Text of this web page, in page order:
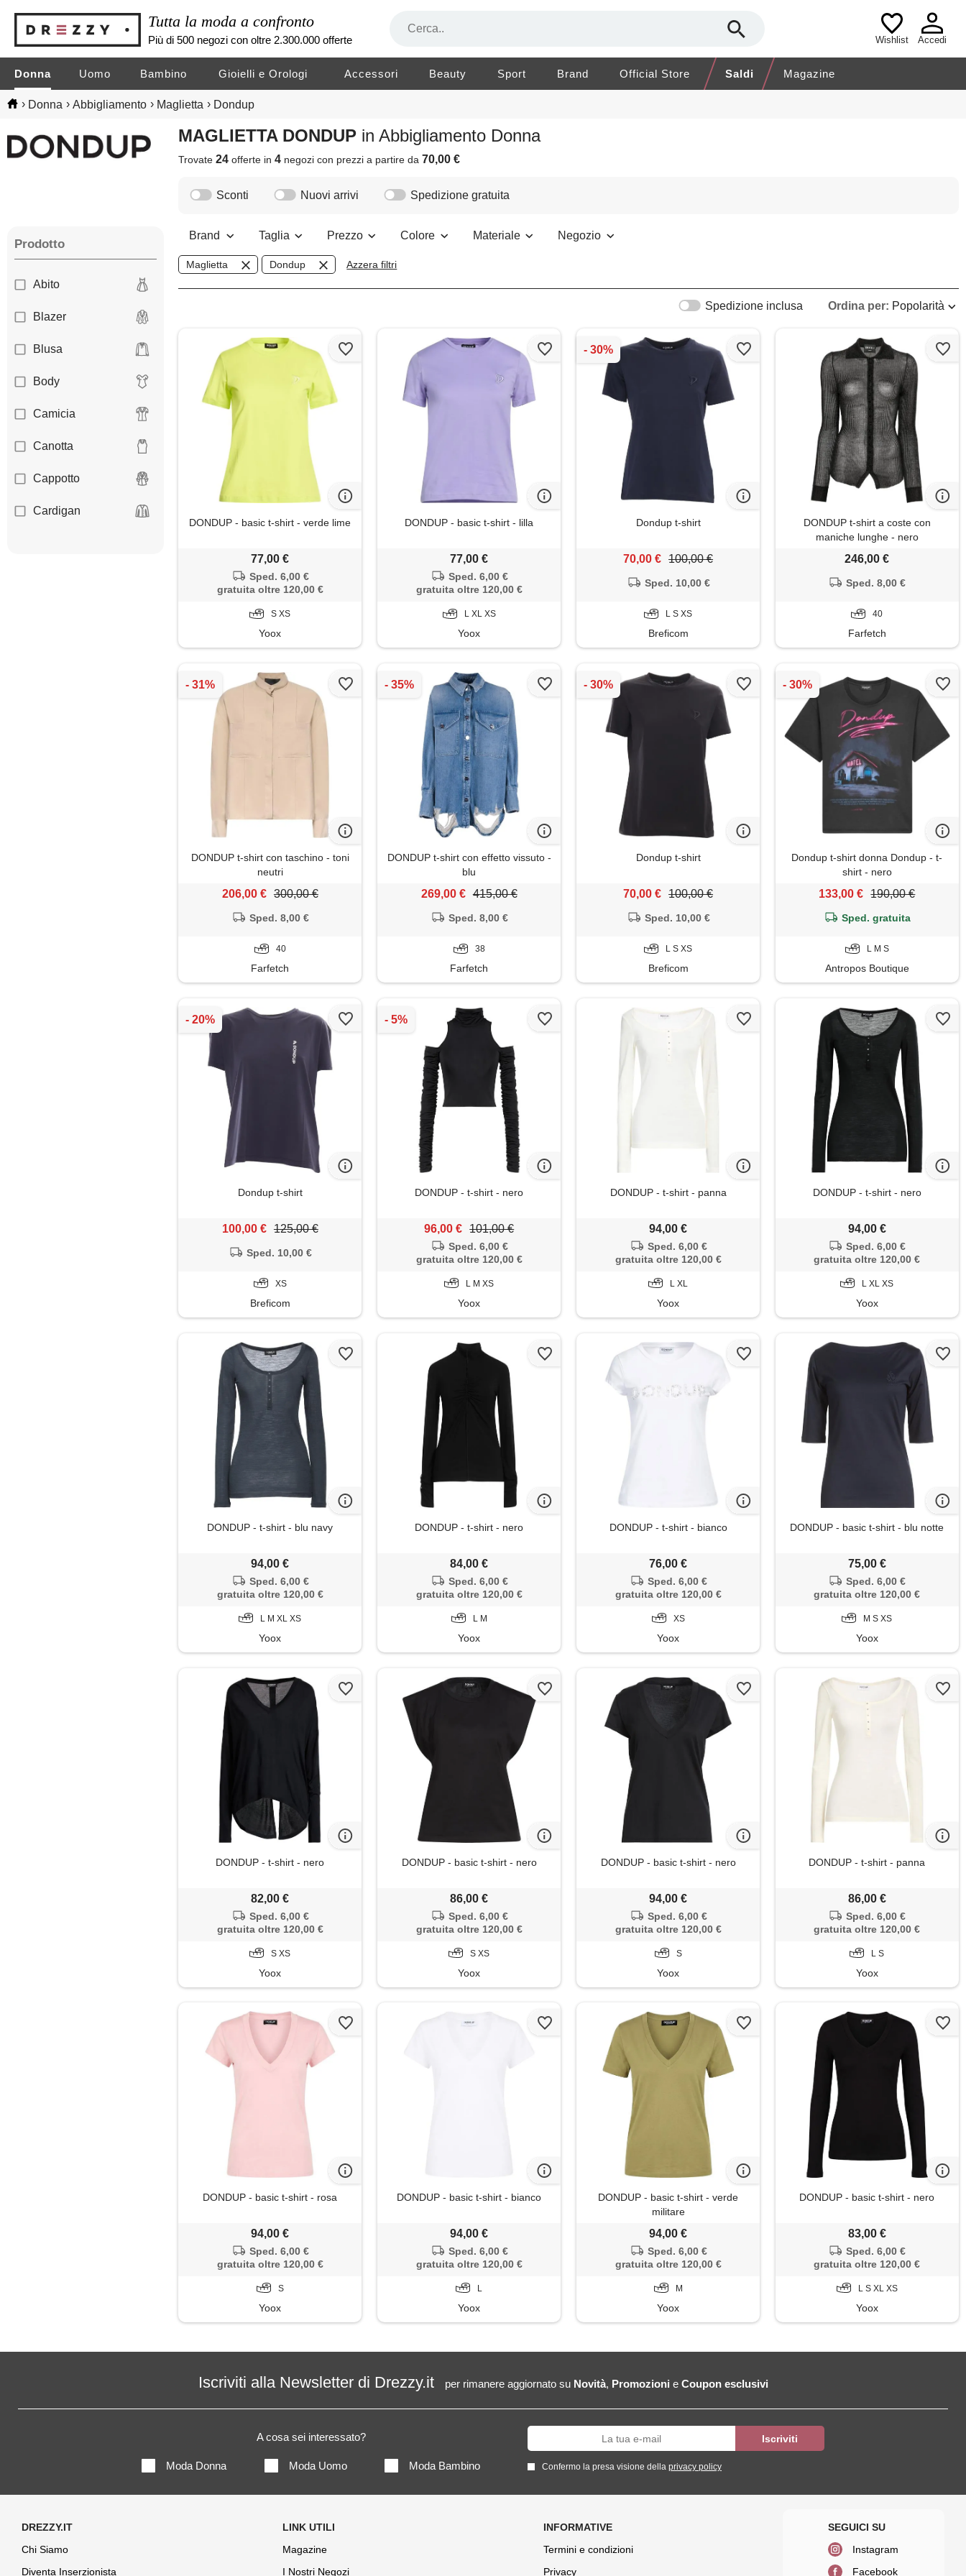
Tutta la moda a confronto
Più di 500 negozi con oltre 2.300.000 offerte Wishlist Accedi
Donna Uomo Bambino Gioielli e Orologi Accessori Beauty Sport Brand Official Store Saldi Magazine
› Donna › Abbigliamento › Maglietta › Dondup
MAGLIETTA DONDUP in Abbigliamento Donna
Trovate24 offerte in4 negozicon prezzi a partire da70,00 €
Prodotto
Abito
Blazer
Blusa
Body
Camicia
Canotta
Cappotto
Cardigan
Sconti Nuovi arrivi Spedizione gratuita
Brand Taglia Prezzo Colore Materiale Negozio
Maglietta Dondup Azzera filtri
Ordina per: Popolarità
Spedizione inclusa
DONDUP - basic t-shirt - verde lime
77,00 €
Sped. 6,00 €
gratuita oltre 120,00 €
S XS
Yoox
DONDUP - basic t-shirt - lilla
77,00 €
Sped. 6,00 €
gratuita oltre 120,00 €
L XL XS
Yoox
Dondup t-shirt
70,00 € 100,00 €
Sped. 10,00 €
L S XS
Breficom
DONDUP t-shirt a coste con
maniche lunghe - nero
246,00 €
Sped. 8,00 €
40
Farfetch
DONDUP t-shirt con taschino - toni
neutri
206,00 € 300,00 €
Sped. 8,00 €
40
Farfetch
DONDUP t-shirt con effetto vissuto -
blu
269,00 € 415,00 €
Sped. 8,00 €
38
Farfetch
Dondup t-shirt
70,00 € 100,00 €
Sped. 10,00 €
L S XS
Breficom
Dondup t-shirt donna Dondup - t-
shirt - nero
133,00 € 190,00 €
Sped. gratuita
L M S
Antropos Boutique
Dondup t-shirt
100,00 € 125,00 €
Sped. 10,00 €
XS
Breficom
DONDUP - t-shirt - nero
96,00 € 101,00 €
Sped. 6,00 €
gratuita oltre 120,00 €
L M XS
Yoox
DONDUP - t-shirt - panna
94,00 €
Sped. 6,00 €
gratuita oltre 120,00 €
L XL
Yoox
DONDUP - t-shirt - nero
94,00 €
Sped. 6,00 €
gratuita oltre 120,00 €
L XL XS
Yoox
DONDUP - t-shirt - blu navy
94,00 €
Sped. 6,00 €
gratuita oltre 120,00 €
L M XL XS
Yoox
DONDUP - t-shirt - nero
84,00 €
Sped. 6,00 €
gratuita oltre 120,00 €
L M
Yoox
DONDUP - t-shirt - bianco
76,00 €
Sped. 6,00 €
gratuita oltre 120,00 €
XS
Yoox
DONDUP - basic t-shirt - blu notte
75,00 €
Sped. 6,00 €
gratuita oltre 120,00 €
M S XS
Yoox
DONDUP - t-shirt - nero
82,00 €
Sped. 6,00 €
gratuita oltre 120,00 €
S XS
Yoox
DONDUP - basic t-shirt - nero
86,00 €
Sped. 6,00 €
gratuita oltre 120,00 €
S XS
Yoox
DONDUP - basic t-shirt - nero
94,00 €
Sped. 6,00 €
gratuita oltre 120,00 €
S
Yoox
DONDUP - t-shirt - panna
86,00 €
Sped. 6,00 €
gratuita oltre 120,00 €
L S
Yoox
DONDUP - basic t-shirt - rosa
94,00 €
Sped. 6,00 €
gratuita oltre 120,00 €
S
Yoox
DONDUP - basic t-shirt - bianco
94,00 €
Sped. 6,00 €
gratuita oltre 120,00 €
L
Yoox
DONDUP - basic t-shirt - verde
militare
94,00 €
Sped. 6,00 €
gratuita oltre 120,00 €
M
Yoox
DONDUP - basic t-shirt - nero
83,00 €
Sped. 6,00 €
gratuita oltre 120,00 €
L S XL XS
Yoox
Iscriviti alla Newsletter di Drezzy.it per rimanere aggiornato su Novità, Promozioni e Coupon esclusivi
A cosa sei interessato?
Moda Donna Moda Uomo Moda Bambino Confermo la presa visione della privacy policy
Chi Siamo
Diventa Inserzionista
Magazine
I Nostri Negozi
Termini e condizioni
Privacy
Instagram
Facebook